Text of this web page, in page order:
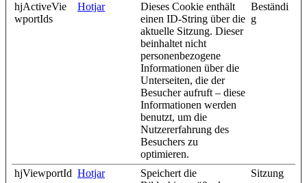
hjActiveVie
wportIds
Hotjar
Dieses Cookie enthält
einen ID-String über die
aktuelle Sitzung. Dieser
beinhaltet nicht
personenbezogene
Informationen über die
Unterseiten, die der
Besucher aufruft – diese
Informationen werden
benutzt, um die
Nutzererfahrung des
Besuchers zu
optimieren.
Beständi
g
hjViewportId Hotjar
Speichert die
Sitzung